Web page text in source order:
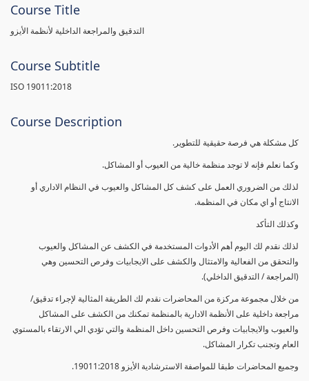
Course Title
التدقيق والمراجعة الداخلية لأنظمة الأيزو
Course Subtitle
ISO 19011:2018
Course Description
كل مشكلة هي فرصة حقيقية للتطوير.
وكما نعلم فإنه لا توجد منظمة خالية من العيوب أو المشاكل.
لذلك من الضروري العمل على كشف كل المشاكل والعيوب في النظام الاداري أو
الانتاج أو اي مكان في المنظمة.
وكذلك التأكد
لذلك نقدم لك اليوم أهم الأدوات المستخدمة في الكشف عن المشاكل والعيوب
والتحقق من الفعالية والامتثال والكشف على الايجابيات وفرص التحسين وهي
(المراجعة / التدقيق الداخلي).
من خلال مجموعة مركزة من المحاضرات نقدم لك الطريقة المثالية لإجراء تدقيق/
مراجعة داخلية على الأنظمة الادارية بالمنظمة تمكنك من الكشف على المشاكل
والعيوب والايجابيات وفرص التحسين داخل المنظمة والتي تؤدي الي الارتقاء بالمستوي
العام وتجنب تكرار المشاكل.
وجميع المحاضرات طبقا للمواصفة الاسترشادية الأيزو 19011:2018.